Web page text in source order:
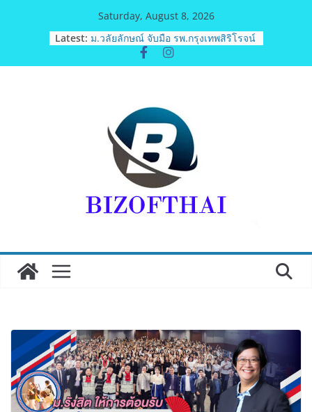
Saturday, August 8, 2026
Latest: ททท. ต้อนรับเที่ยวบินปฐมฤกษ์สายการ
บิน TransNusa Airlines เส้นทาง
จาการ์ตา-กรุงเทพฯ เสริม Air
ม.วลัยลักษณ์ จับมือ รพ.กรุงเทพสิริโรจน์
ยกระดับสารสนเทศการแพทย์-
เวชศาสตร์ป้องกัน สู่ศูนย์กลางภาคใต้
ตอนบน
รฟท. เปิดเวทีรับฟังความคิดเห็น
ประชาชน ครั้งที่ 2 โครงการรถไฟฟ้า
สายสีแดงเข้ม “วงเวียนใหญ่–มหาชัย”
เดินหน้าพัฒนาโครงการบนพื้นฐานข้อ
สนับสนุนนักมวยชาวไทย “เสี่ยนริส”แนะ
ภาคตะวันออกสู่จุดหมายปลายทาง
คุณภาพ